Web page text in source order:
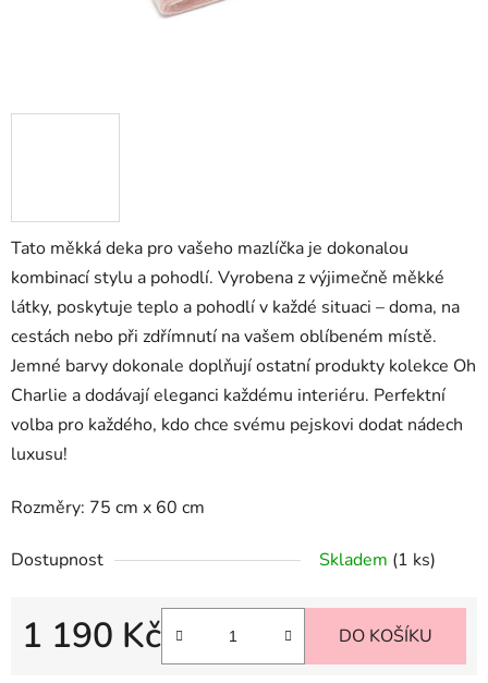
Tato měkká deka pro vašeho mazlíčka je dokonalou
kombinací stylu a pohodlí. Vyrobena z výjimečně měkké
látky, poskytuje teplo a pohodlí v každé situaci – doma, na
cestách nebo při zdřímnutí na vašem oblíbeném místě.
Jemné barvy dokonale doplňují ostatní produkty kolekce Oh
Charlie a dodávají eleganci každému interiéru. Perfektní
volba pro každého, kdo chce svému pejskovi dodat nádech
luxusu!
Rozměry: 75 cm x 60 cm
Dostupnost Skladem (1 ks)
1 190 Kč DO KOŠÍKU